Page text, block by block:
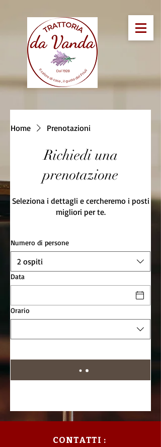
Home Prenotazioni
Richiedi una
prenotazione
Seleziona i dettagli e cercheremo i posti
migliori per te.
Numero di persone
2 ospiti
Data
Orario
CONTATTI :